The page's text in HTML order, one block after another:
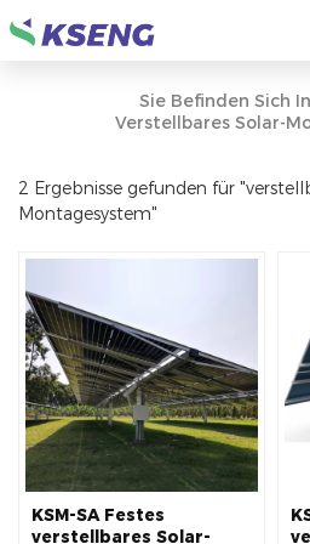
Sie Befinden Sich
Verstellbares Solar-
2 Ergebnisse gefunden für
Montagesystem"
KSM-SA Festes
verstellbares Solar-